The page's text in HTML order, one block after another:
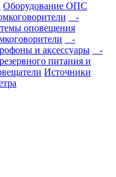
Оборудование ОПС
-
оповещения
-
и аксессуары
-
питания и
Источники